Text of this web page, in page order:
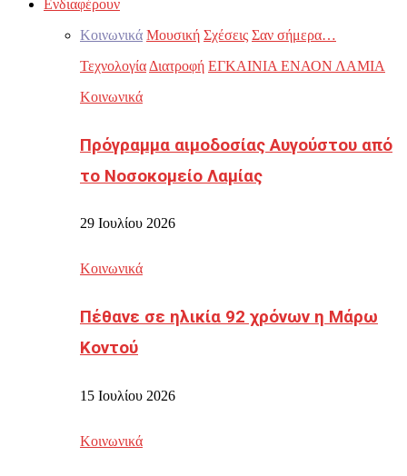
Ενδιαφέρουν
Κοινωνικά Μουσική Σχέσεις Σαν σήμερα…
Τεχνολογία Διατροφή ΕΓΚΑΙΝΙΑ ΕΝΑΟΝ ΛΑΜΙΑ
Κοινωνικά
Πρόγραμμα αιμοδοσίας Αυγούστου από
το Νοσοκομείο Λαμίας
29 Ιουλίου 2026
Κοινωνικά
Πέθανε σε ηλικία 92 χρόνων η Μάρω
Κοντού
15 Ιουλίου 2026
Κοινωνικά